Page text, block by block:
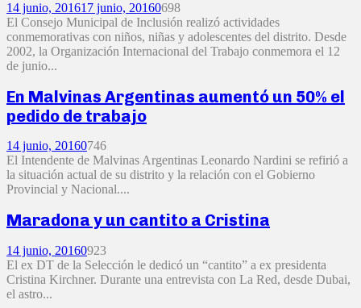
14 junio, 201617 junio, 20160698
El Consejo Municipal de Inclusión realizó actividades
conmemorativas con niños, niñas y adolescentes del distrito. Desde
2002, la Organización Internacional del Trabajo conmemora el 12
de junio...
En Malvinas Argentinas aumentó un 50% el
pedido de trabajo
14 junio, 20160746
El Intendente de Malvinas Argentinas Leonardo Nardini se refirió a
la situación actual de su distrito y la relación con el Gobierno
Provincial y Nacional....
Maradona y un cantito a Cristina
14 junio, 20160923
El ex DT de la Selección le dedicó un “cantito” a ex presidenta
Cristina Kirchner. Durante una entrevista con La Red, desde Dubai,
el astro...